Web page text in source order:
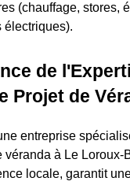
(chauffage, stores,
électriques).
de
Projet de
entreprise
véranda à Le Loroux-
locale, garantit